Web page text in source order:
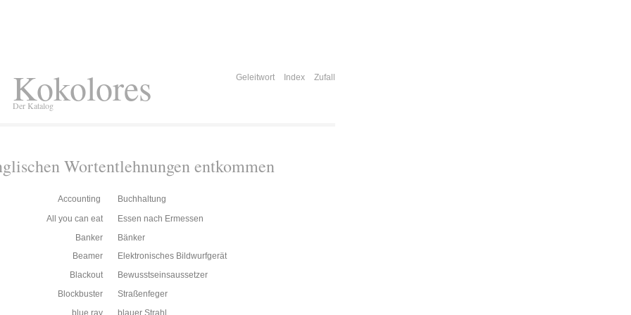
Kokolores
Der Katalog
Geleitwort Index Zufall
Wortentlehnungen entkommen
Accounting
All you can eat
Banker
Beamer
Blackout
Blockbuster
blue ray
Buchhaltung
Essen nach Ermessen
Bänker
Elektronisches Bildwurfgerät
Bewusstseinsaussetzer
Straßenfeger
blauer Strahl